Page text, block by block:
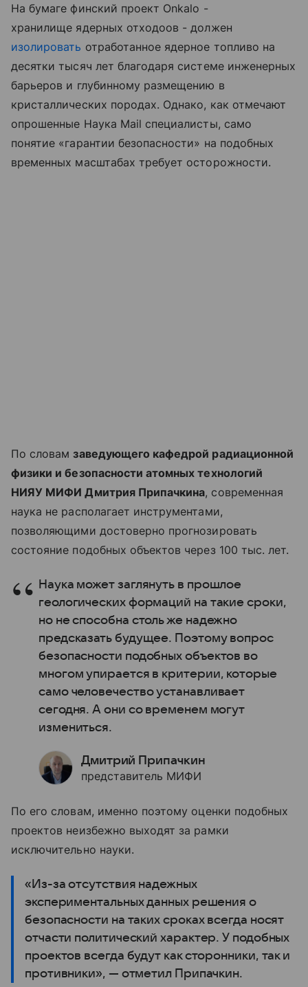
На бумаге финский проект Onkalo -
хранилище ядерных отходоов - должен
изолировать отработанное ядерное топливо на
десятки тысяч лет благодаря системе инженерных
барьеров и глубинному размещению в
кристаллических породах. Однако, как отмечают
опрошенные Наука Mail специалисты, само
понятие «гарантии безопасности» на подобных
временных масштабах требует осторожности.
По словамзаведующего кафедрой радиационной
физики и безопасности атомных технологий
НИЯУ МИФИ Дмитрия Припачкина, современная
наука не располагает инструментами,
позволяющими достоверно прогнозировать
состояние подобных объектов через 100 тыс. лет.
Наука может заглянуть в прошлое
геологических формаций на такие сроки,
но не способна столь же надежно
предсказать будущее. Поэтому вопрос
безопасности подобных объектов во
многом упирается в критерии, которые
само человечество устанавливает
сегодня. А они со временем могут
измениться.
Дмитрий Припачкин
представитель МИФИ
По его словам, именно поэтому оценки подобных
проектов неизбежно выходят за рамки
исключительно науки.
«Из-за отсутствия надежных
экспериментальных данных решения о
безопасности на таких сроках всегда носят
отчасти политический характер. У подобных
проектов всегда будут как сторонники, так и
противники», — отметил Припачкин.